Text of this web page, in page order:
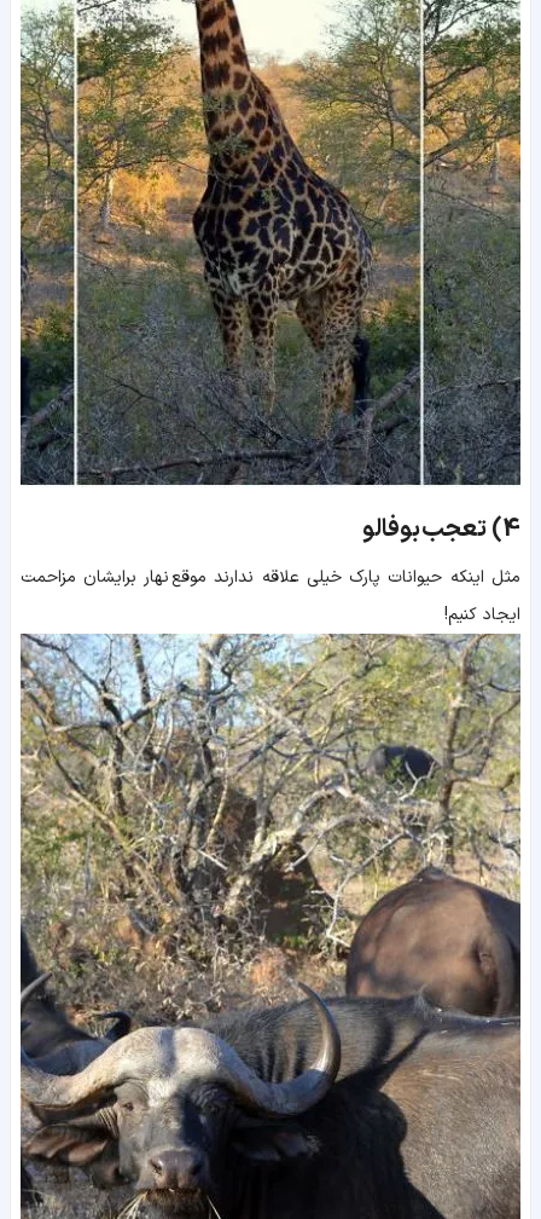
4) تعجب بوفالو
مثل اینکه حیوانات پارک خیلی علاقه ندارند موقع نهار برایشان مزاحمت
ایجاد کنیم!